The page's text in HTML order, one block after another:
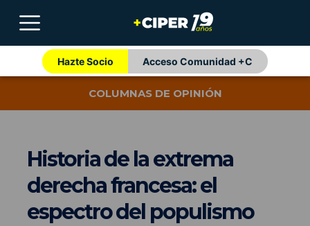
Hazte Socio Acceso Comunidad +C
COLUMNAS DE OPINIÓN
Historia de la extrema
derecha francesa: el
espectro del populismo